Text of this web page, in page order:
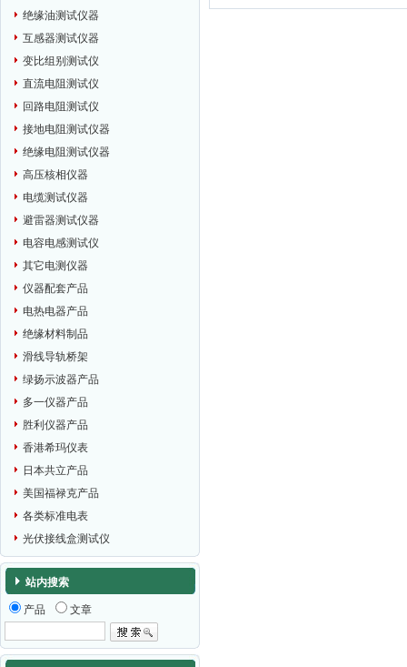
绝缘油测试仪器
互感器测试仪器
变比组别测试仪
直流电阻测试仪
回路电阻测试仪
接地电阻测试仪器
绝缘电阻测试仪器
高压核相仪器
电缆测试仪器
避雷器测试仪器
电容电感测试仪
其它电测仪器
仪器配套产品
电热电器产品
绝缘材料制品
滑线导轨桥架
绿扬示波器产品
多一仪器产品
胜利仪器产品
香港希玛仪表
日本共立产品
美国福禄克产品
各类标准电表
光伏接线盒测试仪
站内搜索
产品 文章